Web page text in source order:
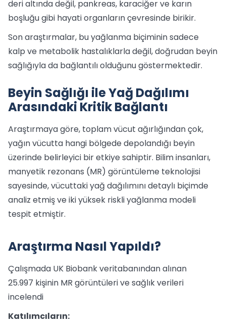
deri altında değil, pankreas, karaciğer ve karın
boşluğu gibi hayati organların çevresinde birikir.
Son araştırmalar, bu yağlanma biçiminin sadece
kalp ve metabolik hastalıklarla değil, doğrudan beyin
sağlığıyla da bağlantılı olduğunu göstermektedir.
Beyin Sağlığı ile Yağ Dağılımı
Arasındaki Kritik Bağlantı
Araştırmaya göre, toplam vücut ağırlığından çok,
yağın vücutta hangi bölgede depolandığı beyin
üzerinde belirleyici bir etkiye sahiptir. Bilim insanları,
manyetik rezonans (MR) görüntüleme teknolojisi
sayesinde, vücuttaki yağ dağılımını detaylı biçimde
analiz etmiş ve iki yüksek riskli yağlanma modeli
tespit etmiştir.
Araştırma Nasıl Yapıldı?
Çalışmada UK Biobank veritabanından alınan
25.997 kişinin MR görüntüleri ve sağlık verileri
incelendi
Katılımcıların: